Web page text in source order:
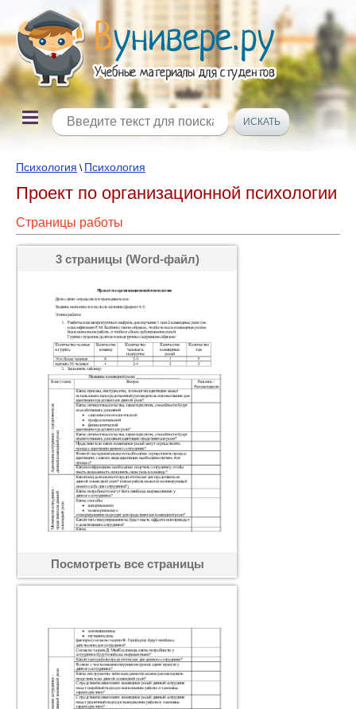
Психология \ Психология
Проект по организационной психологии
Страницы работы
3 страницы (Word-файл)
Посмотреть все страницы